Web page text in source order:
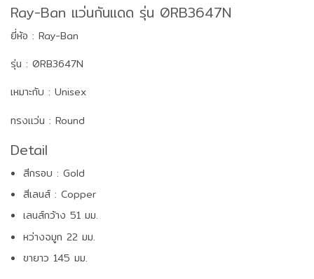
Ray-Ban แว่นกันแดด รุ่น 0RB3647N
ยี่ห้อ : Ray-Ban
รุ่น : 0RB3647N
เหมาะกับ : Unisex
ทรงแว่น : Round
Detail
สีกรอบ : Gold
สีเลนส์ : Copper
เลนส์กว้าง 51 มม.
หว่างจมูก 22 มม.
ขายาว 145 มม.